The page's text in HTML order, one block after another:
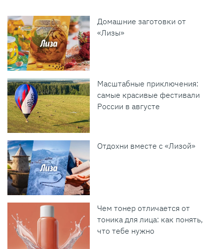
Домашние заготовки от
«Лизы»
Масштабные приключения:
самые красивые фестивали
России в августе
Отдохни вместе с «Лизой»
Чем тонер отличается от
тоника для лица: как понять,
что тебе нужно